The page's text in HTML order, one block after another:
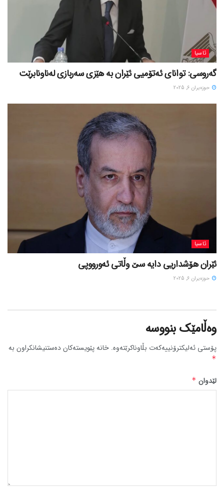
ئاسیا
گەروسی: توانای ئەتۆمیی ئێران بە هێزی سەربازی لەناونابرێت
حوزه‌یران 6, 2025
ئاسیا
ئێران هۆشداریی دایە سێ وڵاتی ئەورووپی
حوزه‌یران 6, 2025
وەڵامێک بنووسە
پۆستی ئەلیکترۆنییەکەت بڵاوناکرێتەوە. خانە پێویستەکان دەستنیشانکراون بە
*
لێدوان *